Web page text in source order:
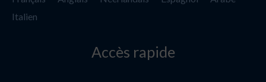
Italien
Accès rapide